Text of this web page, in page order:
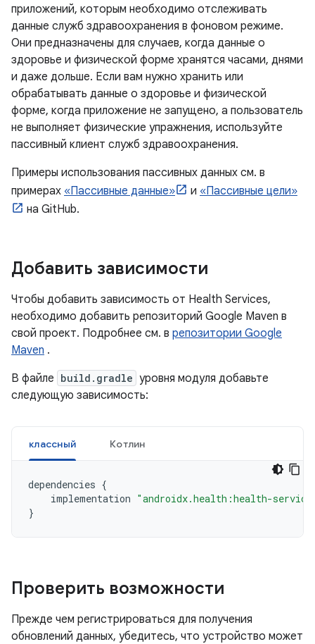
приложений, которым необходимо отслеживать
данные служб здравоохранения в фоновом режиме.
Они предназначены для случаев, когда данные о
здоровье и физической форме хранятся часами, днями
и даже дольше. Если вам нужно хранить или
обрабатывать данные о здоровье и физической
форме, когда приложение не запущено, а пользователь
не выполняет физические упражнения, используйте
пассивный клиент служб здравоохранения.
Примеры использования пассивных данных см. в
примерах «Пассивные данные» и «Пассивные цели»
на GitHub.
Добавить зависимости
Чтобы добавить зависимость от Health Services,
необходимо добавить репозиторий Google Maven в
свой проект. Подробнее см. в репозитории Google
Maven .
В файле build.gradle уровня модуля добавьте
следующую зависимость:
классный Котлин
dependencies {
implementation "androidx.health:health-
}
Проверить возможности
Прежде чем регистрироваться для получения
обновлений данных, убедитесь, что устройство может